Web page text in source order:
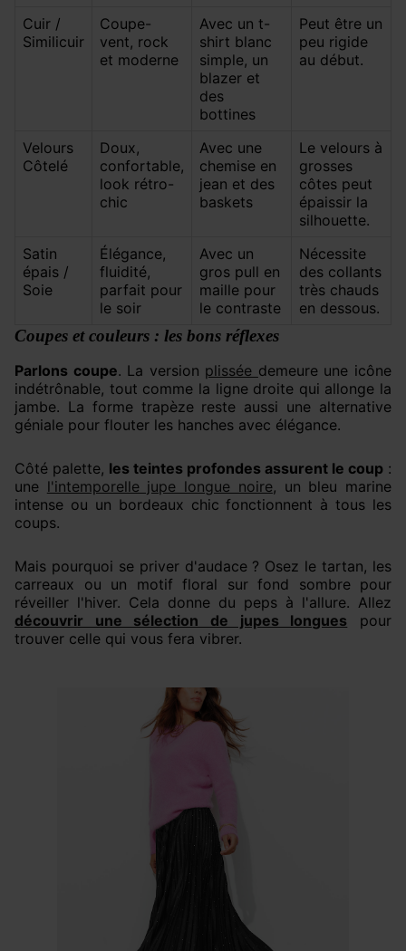
Cuir /
Similicuir
Coupe-
vent, rock
et moderne
Avec un t-
shirt blanc
simple, un
blazer et
des
bottines
Peut être un
peu rigide
au début.
Velours
Côtelé
Doux,
confortable,
look rétro-
chic
Avec une
chemise en
jean et des
baskets
Le velours à
grosses
côtes peut
épaissir la
silhouette.
Satin
épais /
Soie
Élégance,
fluidité,
parfait pour
le soir
Avec un
gros pull en
maille pour
le contraste
Nécessite
des collants
très chauds
en dessous.
Coupes et couleurs : les bons réflexes
Parlons coupe. La version plissée demeure une icône
indétrônable, tout comme la ligne droite qui allonge la
jambe. La forme trapèze reste aussi une alternative
géniale pour flouter les hanches avec élégance.
Côté palette, les teintes profondes assurent le coup :
une l'intemporelle jupe longue noire, un bleu marine
intense ou un bordeaux chic fonctionnent à tous les
coups.
Mais pourquoi se priver d'audace ? Osez le tartan, les
carreaux ou un motif floral sur fond sombre pour
réveiller l'hiver. Cela donne du peps à l'allure. Allez
découvrir une sélection de jupes longues pour
trouver celle qui vous fera vibrer.